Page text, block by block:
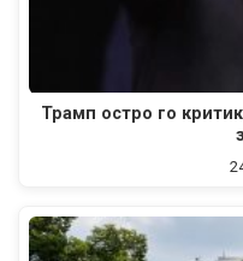
Трамп остро го